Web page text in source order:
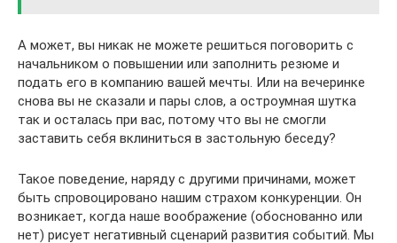
А может, вы никак не можете решиться поговорить с
начальником о повышении или заполнить резюме и
подать его в компанию вашей мечты. Или на вечеринке
снова вы не сказали и пары слов, а остроумная шутка
так и осталась при вас, потому что вы не смогли
заставить себя вклиниться в застольную беседу?
Такое поведение, наряду с другими причинами, может
быть спровоцировано нашим страхом конкуренции. Он
возникает, когда наше воображение (обоснованно или
нет) рисует негативный сценарий развития событий. Мы